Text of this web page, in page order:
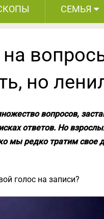
СЕМЬЯ
на
но
вопросов,
ответов. Но
мы редко тратим свое
голос на записи?